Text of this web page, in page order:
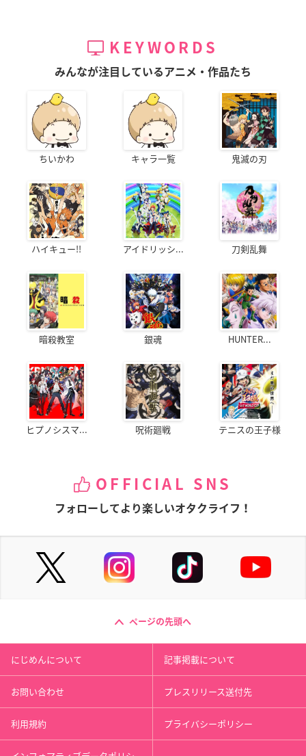
KEYWORDS
みんなが注目しているアニメ・作品たち
ちいかわ キャラ一覧 鬼滅の刃
ハイキュー!! アイドリッシ... 刀剣乱舞
暗殺教室 銀魂 HUNTER...
ヒプノシスマ... 呪術廻戦 テニスの王子様
OFFICIAL SNS
フォローしてより楽しいオタクライフ！
ページの先頭へ
にじめんについて 記事掲載について
お問い合わせ プレスリリース送付先
利用規約 プライバシーポリシー